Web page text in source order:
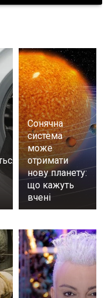
Сонячна
система
може
отримати
нову планету:
що кажуть
вчені